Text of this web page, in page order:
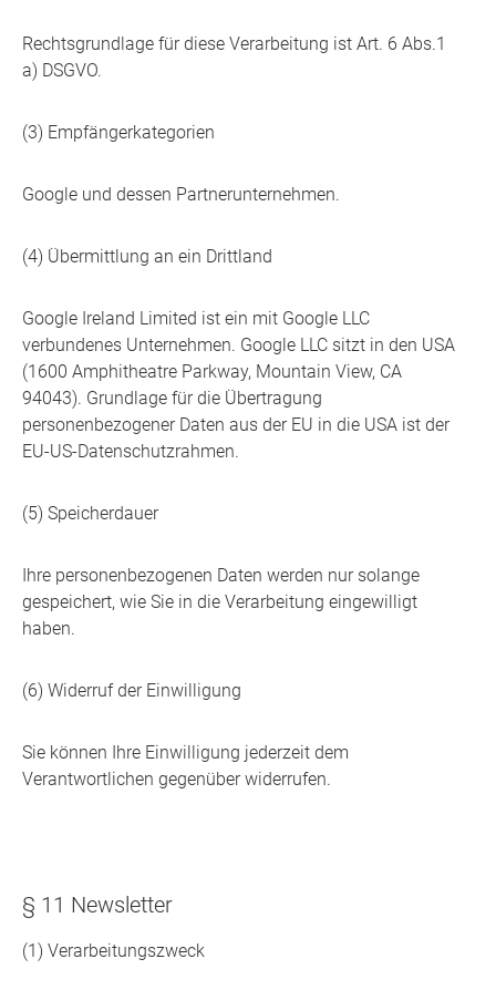
Rechtsgrundlage für diese Verarbeitung ist Art. 6 Abs.1
a) DSGVO.
(3) Empfängerkategorien
Google und dessen Partnerunternehmen.
(4) Übermittlung an ein Drittland
Google Ireland Limited ist ein mit Google LLC
verbundenes Unternehmen. Google LLC sitzt in den USA
(1600 Amphitheatre Parkway, Mountain View, CA
94043). Grundlage für die Übertragung
personenbezogener Daten aus der EU in die USA ist der
EU-US-Datenschutzrahmen.
(5) Speicherdauer
Ihre personenbezogenen Daten werden nur solange
gespeichert, wie Sie in die Verarbeitung eingewilligt
haben.
(6) Widerruf der Einwilligung
Sie können Ihre Einwilligung jederzeit dem
Verantwortlichen gegenüber widerrufen.
§ 11 Newsletter
(1) Verarbeitungszweck